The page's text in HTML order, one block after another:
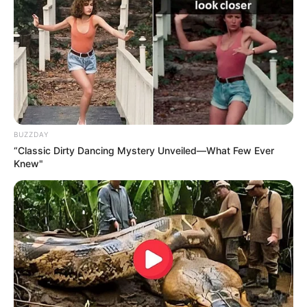
TEMAS DESTACADOS
CIERRES VIALES EN BUCARAMANGA
TRANSVERSAL DEL CARARE
FLORIDABLANCA
LLUVIAS EN SANTANDER
CIERRES VIALES EN SANTANDER
BUZZDAY
“Classic Dirty Dancing Mystery Unveiled—What Few Ever
Knew"